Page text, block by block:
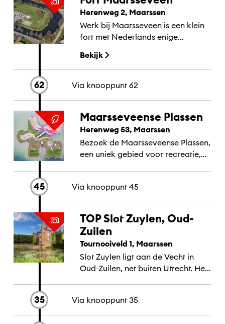
Herenweg 2, Maarssen
Werk bij Maarsseveen is een klein
fort met Nederlands enige
het Vechtplassengebied tussen
Maarssen en Utrecht. De Cultuur
Cantine op...
Bekijk
62 Via knooppunt 62
Maarsseveense Plassen
Herenweg 53, Maarssen
Bezoek de Maarsseveense Plassen,
een uniek gebied voor recreatie,
45 Via knooppunt 45
TOP Slot Zuylen, Oud-
Zuilen
Tournooiveld 1, Maarssen
Slot Zuylen ligt aan de Vecht in
Oud-Zuilen, net buiten Utrecht. Het
35 Via knooppunt 35